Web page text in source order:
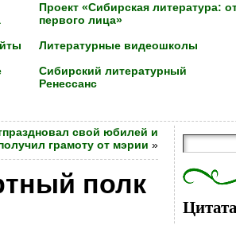
Проект «Сибирская литература:
первого лица»
Литературные видеошколы
Сибирский литературный
Ренессанс
свой юбилей и
грамоту от мэрии »
полк